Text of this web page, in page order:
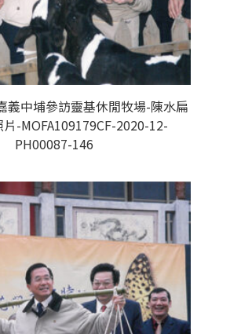
義中埔參訪靈基休閒牧場-陳水扁
-MOFA109179CF-2020-12-
PH00087-146